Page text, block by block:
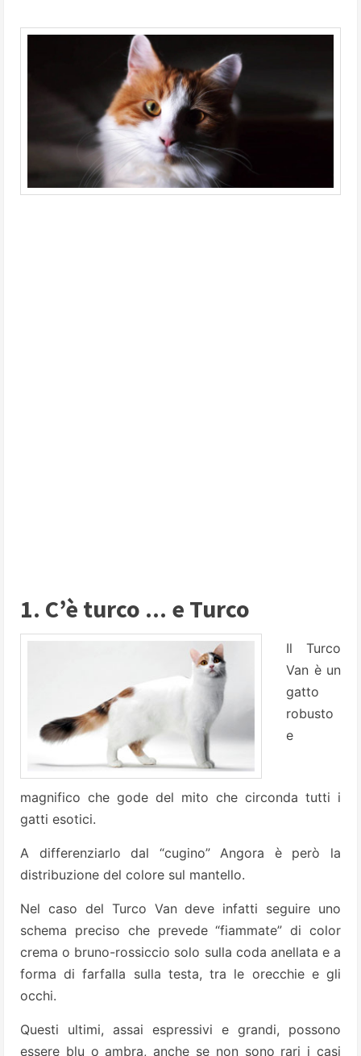
1. C’è turco ... e Turco
Il Turco
Van è un
gatto
robusto
e
magnifico che gode del mito che circonda tutti i
gatti esotici.
A differenziarlo dal “cugino” Angora è però la
distribuzione del colore sul mantello.
Nel caso del Turco Van deve infatti seguire uno
schema preciso che prevede “fiammate” di color
crema o bruno-rossiccio solo sulla coda anellata e a
forma di farfalla sulla testa, tra le orecchie e gli
occhi.
Questi ultimi, assai espressivi e grandi, possono
essere blu o ambra, anche se non sono rari i casi